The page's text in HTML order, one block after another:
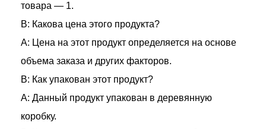
товара — 1.
В: Какова цена этого продукта?
A: Цена на этот продукт определяется на основе
объема заказа и других факторов.
В: Как упакован этот продукт?
A: Данный продукт упакован в деревянную
коробку.